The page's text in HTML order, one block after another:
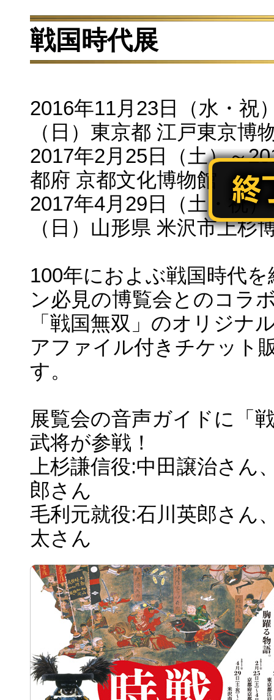
戦国時代展
2016年11月23日（水・祝
（日）東京都 江戸東京博
2017年2月25日（土）～
都府 京都文化博物館
2017年4月29日（土・祝
（日）山形県 米沢市上杉
100年におよぶ戦国時代
ン必見の博覧会とのコラ
「戦国無双」のオリジナ
アファイル付きチケット
す。
展覧会の音声ガイドに「
武将が参戦！
上杉謙信役:中田譲治さん
郎さん
毛利元就役:石川英郎さん
太さん